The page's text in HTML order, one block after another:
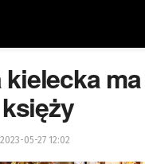
kielecka
2023-05-27 12:02